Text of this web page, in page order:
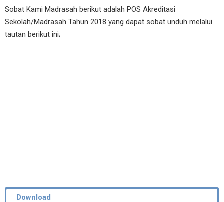
Sobat Kami Madrasah berikut adalah POS Akreditasi
Sekolah/Madrasah Tahun 2018 yang dapat sobat unduh melalui
tautan berikut ini;